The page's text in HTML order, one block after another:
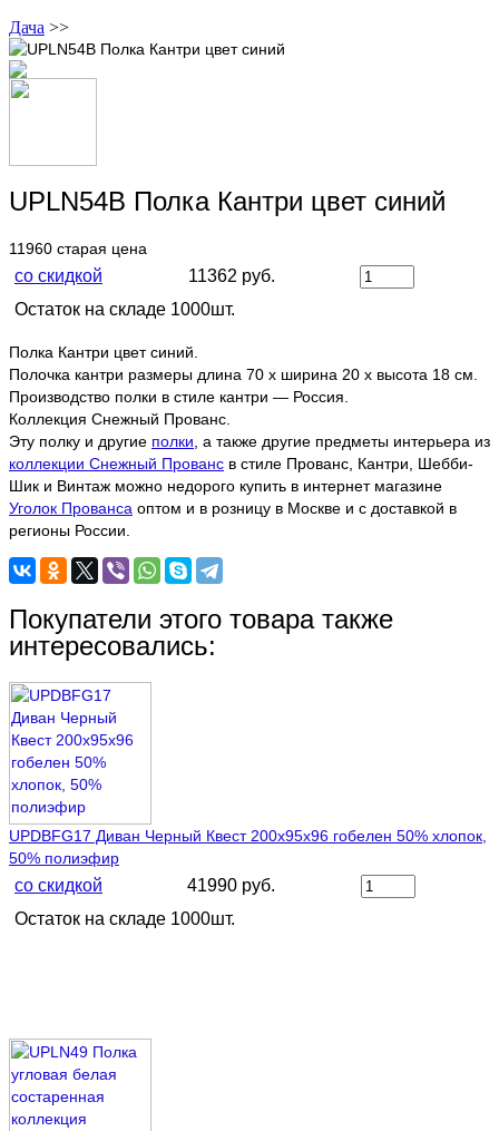
Дача >>
UPLN54B Полка Кантри цвет синий
11960 старая цена
со скидкой
11362 руб.
Остаток на складе 1000шт.
Полка Кантри цвет синий.
Полочка кантри размеры длина 70 х ширина 20 х высота 18 см.
Производство полки в стиле кантри — Россия.
Коллекция Снежный Прованс.
Эту полку и другие полки , а также другие предметы интерьера из
коллекции Снежный Прованс в стиле Прованс, Кантри, Шебби-
Шик и Винтаж можно недорого купить в интернет магазине
Уголок Прованса оптом и в розницу в Москве и с доставкой в
регионы России.
Покупатели этого товара также
интересовались:
UPDBFG17 Диван Черный Квест 200х95х96 гобелен 50% хлопок,
50% полиэфир
со скидкой
41990 руб.
Остаток на складе 1000шт.